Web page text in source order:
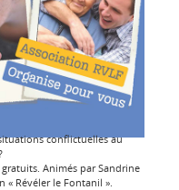
conflictuelles au
Animés par Sandrine
« Révéler le Fontanil ».